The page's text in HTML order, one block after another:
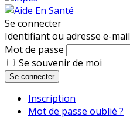
Se connecter
Identifiant ou adresse e-mail
Mot de passe
Se souvenir de moi
Se connecter
Inscription
Mot de passe oublié ?